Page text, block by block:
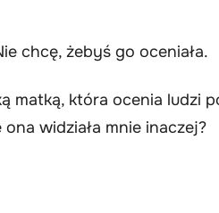
chcę, żebyś go oceniała.
matką, która ocenia ludzi
widziała mnie inaczej?